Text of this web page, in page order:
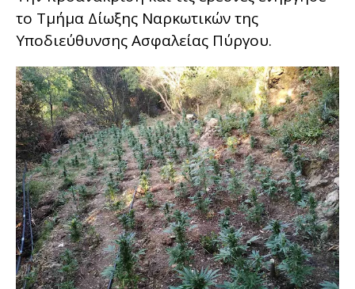
το Τμήμα Δίωξης Ναρκωτικών της
Υποδιεύθυνσης Ασφαλείας Πύργου.